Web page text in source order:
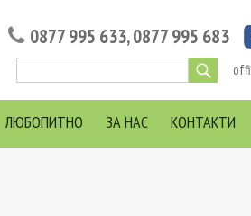
0877 995 633,0877 995 683
ЛЮБОПИТНО ЗА НАС КОНТАКТИ